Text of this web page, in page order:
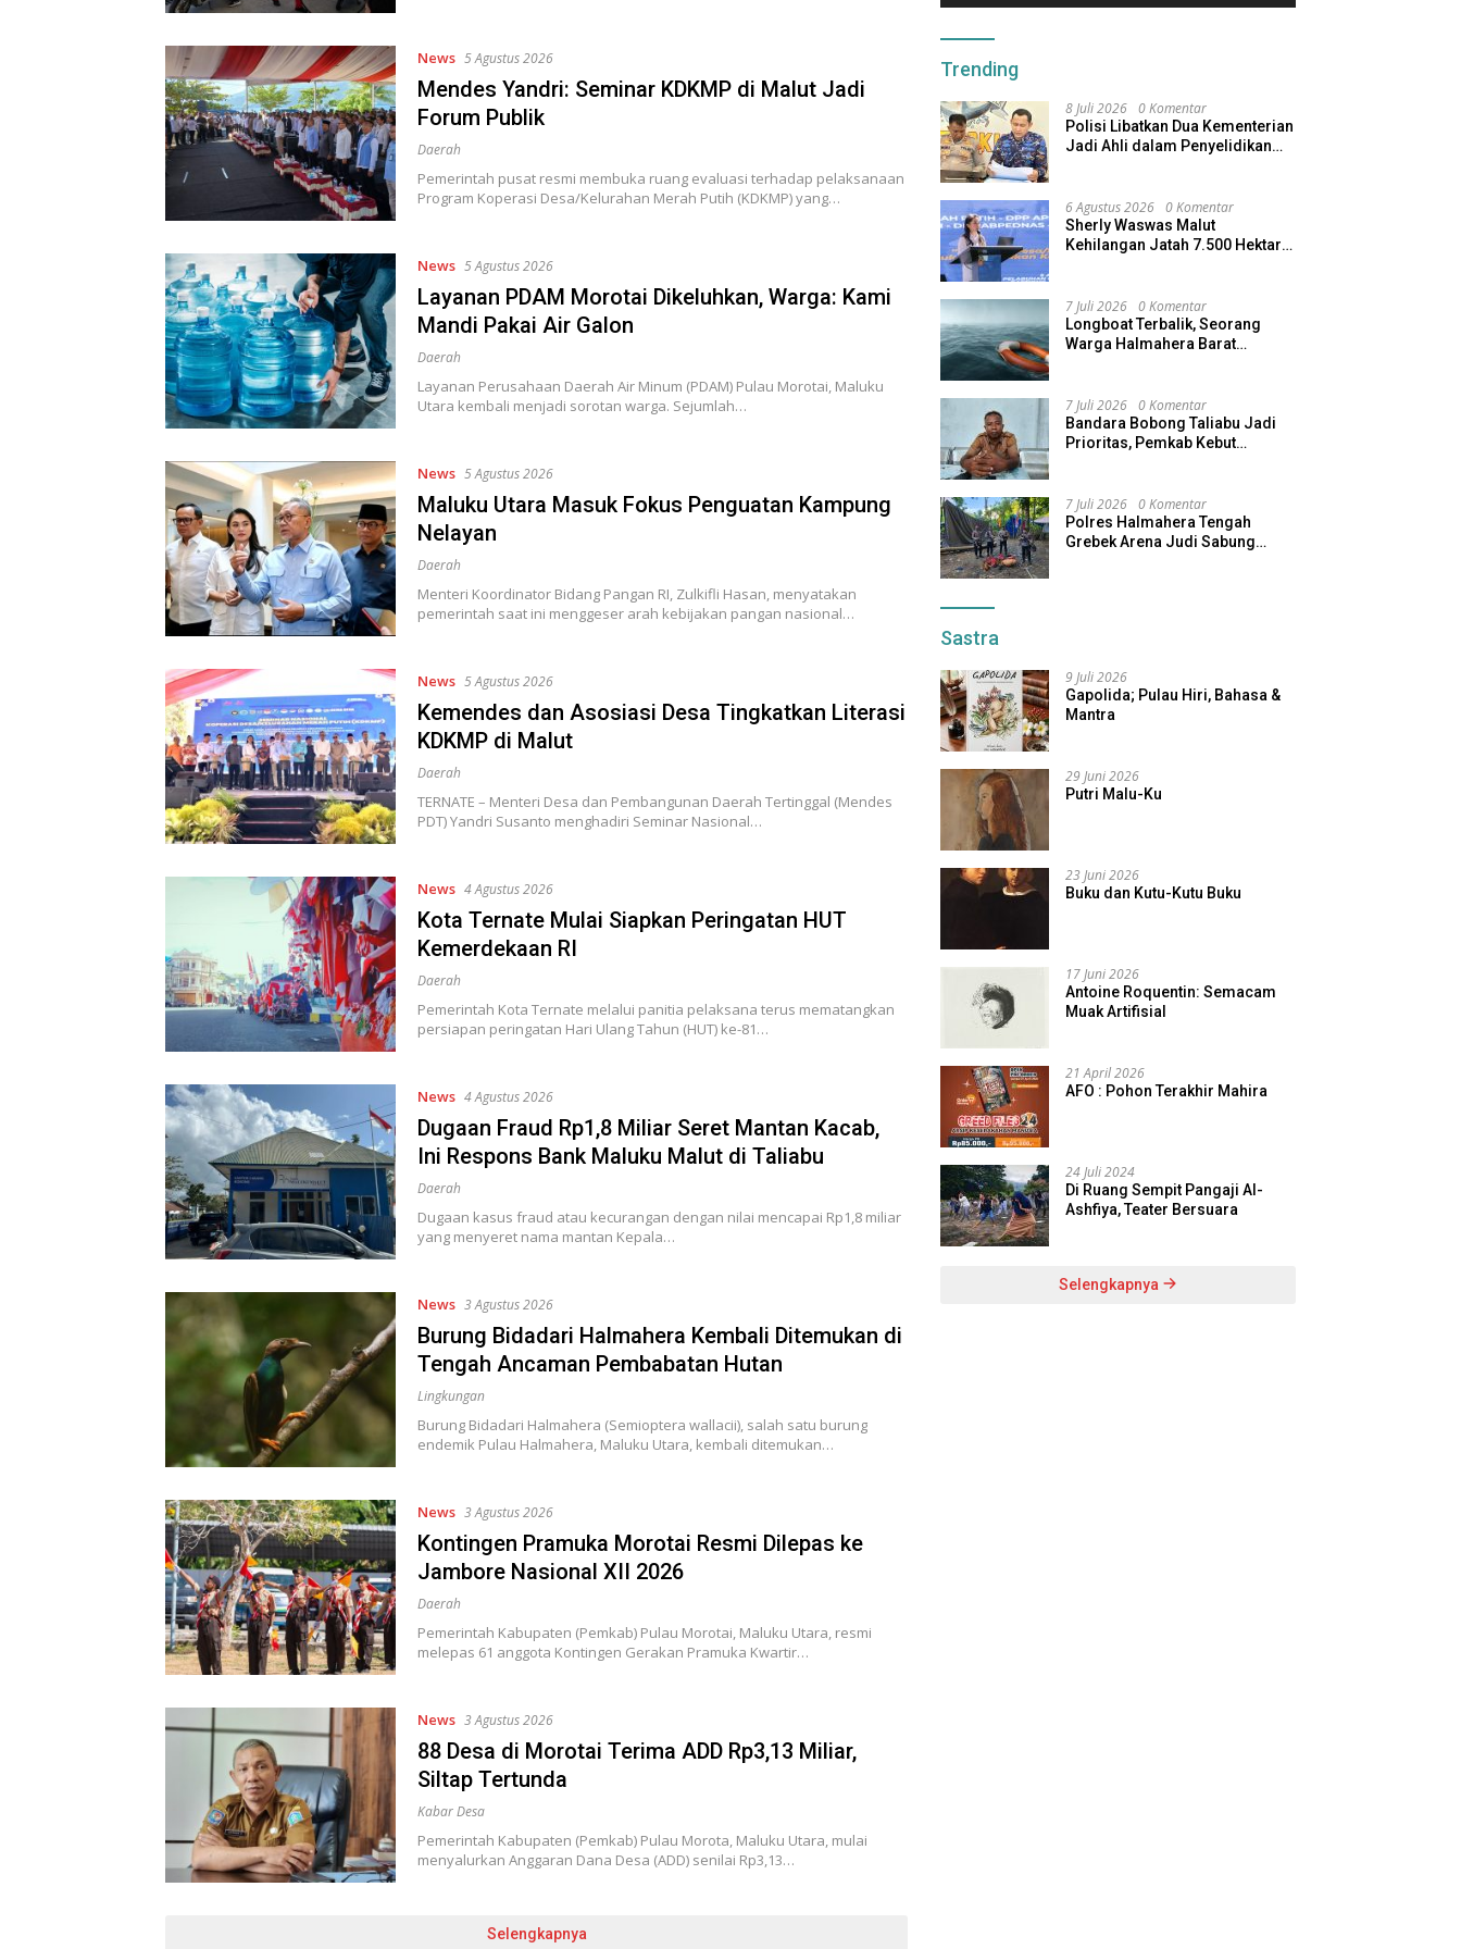
News 5 Agustus 2026
Mendes Yandri: Seminar KDKMP di Malut Jadi
Forum Publik
Daerah
Pemerintah pusat resmi membuka ruang evaluasi terhadap pelaksanaan
Program Koperasi Desa/Kelurahan Merah Putih (KDKMP) yang…
News 5 Agustus 2026
Layanan PDAM Morotai Dikeluhkan, Warga: Kami
Mandi Pakai Air Galon
Daerah
Layanan Perusahaan Daerah Air Minum (PDAM) Pulau Morotai, Maluku
Utara kembali menjadi sorotan warga. Sejumlah…
News 5 Agustus 2026
Maluku Utara Masuk Fokus Penguatan Kampung
Nelayan
Daerah
Menteri Koordinator Bidang Pangan RI, Zulkifli Hasan, menyatakan
pemerintah saat ini menggeser arah kebijakan pangan nasional…
News 5 Agustus 2026
Kemendes dan Asosiasi Desa Tingkatkan Literasi
KDKMP di Malut
Daerah
TERNATE – Menteri Desa dan Pembangunan Daerah Tertinggal (Mendes
PDT) Yandri Susanto menghadiri Seminar Nasional…
News 4 Agustus 2026
Kota Ternate Mulai Siapkan Peringatan HUT
Kemerdekaan RI
Daerah
Pemerintah Kota Ternate melalui panitia pelaksana terus mematangkan
persiapan peringatan Hari Ulang Tahun (HUT) ke-81…
News 4 Agustus 2026
Dugaan Fraud Rp1,8 Miliar Seret Mantan Kacab,
Ini Respons Bank Maluku Malut di Taliabu
Daerah
Dugaan kasus fraud atau kecurangan dengan nilai mencapai Rp1,8 miliar
yang menyeret nama mantan Kepala…
News 3 Agustus 2026
Burung Bidadari Halmahera Kembali Ditemukan di
Tengah Ancaman Pembabatan Hutan
Lingkungan
Burung Bidadari Halmahera (Semioptera wallacii), salah satu burung
endemik Pulau Halmahera, Maluku Utara, kembali ditemukan…
News 3 Agustus 2026
Kontingen Pramuka Morotai Resmi Dilepas ke
Jambore Nasional XII 2026
Daerah
Pemerintah Kabupaten (Pemkab) Pulau Morotai, Maluku Utara, resmi
melepas 61 anggota Kontingen Gerakan Pramuka Kwartir…
News 3 Agustus 2026
88 Desa di Morotai Terima ADD Rp3,13 Miliar,
Siltap Tertunda
Kabar Desa
Pemerintah Kabupaten (Pemkab) Pulau Morota, Maluku Utara, mulai
menyalurkan Anggaran Dana Desa (ADD) senilai Rp3,13…
Selengkapnya
Trending
8 Juli 2026 0 Komentar
Polisi Libatkan Dua Kementerian
Jadi Ahli dalam Penyelidikan
6 Agustus 2026 0 Komentar
Sherly Waswas Malut
Kehilangan Jatah 7.500 Hektare
7 Juli 2026 0 Komentar
Longboat Terbalik, Seorang
Warga Halmahera Barat
7 Juli 2026 0 Komentar
Bandara Bobong Taliabu Jadi
Prioritas, Pemkab Kebut
7 Juli 2026 0 Komentar
Polres Halmahera Tengah
Grebek Arena Judi Sabung
Sastra
9 Juli 2026
Gapolida; Pulau Hiri, Bahasa &
Mantra
29 Juni 2026
Putri Malu-Ku
23 Juni 2026
Buku dan Kutu-Kutu Buku
17 Juni 2026
Antoine Roquentin: Semacam
Muak Artifisial
21 April 2026
AFO : Pohon Terakhir Mahira
24 Juli 2024
Di Ruang Sempit Pangaji Al-
Ashfiya, Teater Bersuara
Selengkapnya